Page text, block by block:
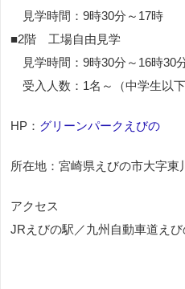
見学時間：9時30分～17時
■2階 工場自由見学
見学時間：9時30分～16時30
受入人数：1名～（中学生以下
HP： グリーンパークえびの
所在地：宮崎県えびの市大字東
アクセス
JRえびの駅／九州自動車道えび